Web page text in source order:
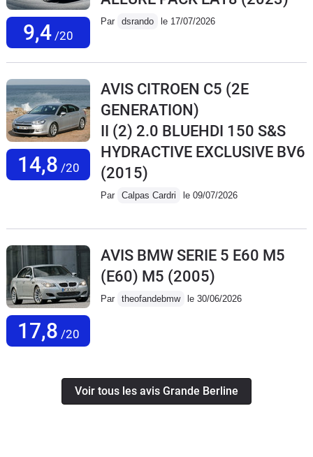
9,4 /20
Par dsrando le 17/07/2026
14,8 /20
AVIS CITROEN C5 (2E
GENERATION)
II (2) 2.0 BLUEHDI 150 S&S
HYDRACTIVE EXCLUSIVE BV6
(2015)
Par Calpas Cardri le 09/07/2026
17,8 /20
AVIS BMW SERIE 5 E60 M5
(E60) M5 (2005)
Par theofandebmw le 30/06/2026
Voir tous les avis Grande Berline